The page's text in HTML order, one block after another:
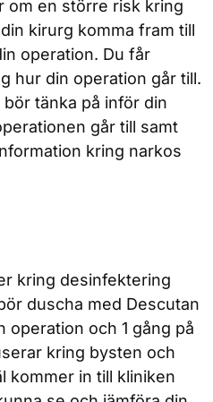
om en större risk kring
kirurg komma fram till
operation. Du får
hur din operation går till.
tänka på inför din
går till samt
kring narkos
kring desinfektering
duscha med Descutan
operation och 1 gång på
kring bysten och
kommer in till kliniken